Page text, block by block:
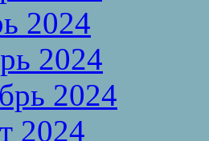
2024
2024
2024
2024